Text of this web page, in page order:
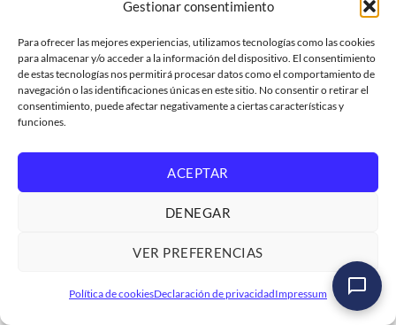
Gestionar consentimiento
Para ofrecer las mejores experiencias, utilizamos tecnologías como las cookies
para almacenar y/o acceder a la información del dispositivo. El consentimiento
de estas tecnologías nos permitirá procesar datos como el comportamiento de
navegación o las identificaciones únicas en este sitio. No consentir o retirar el
consentimiento, puede afectar negativamente a ciertas características y
funciones.
ACEPTAR
DENEGAR
VER PREFERENCIAS
Política de cookiesDeclaración de privacidadImpressum
USD US$500